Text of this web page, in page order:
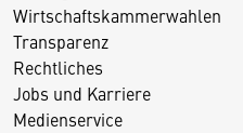
Wirtschaftskammerwahlen
Transparenz
Rechtliches
Jobs und Karriere
Medienservice